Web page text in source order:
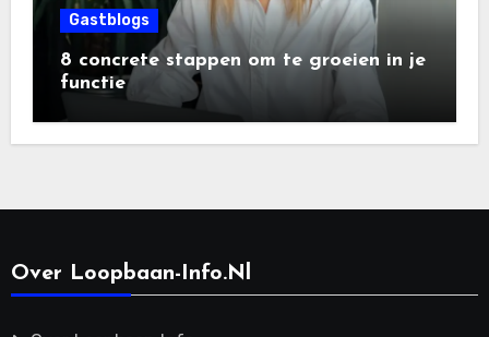
Gastblogs
8 concrete stappen om te groeien in je
functie
Over Loopbaan-Info.nl